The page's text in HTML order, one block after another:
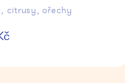
citrusy, ořechy